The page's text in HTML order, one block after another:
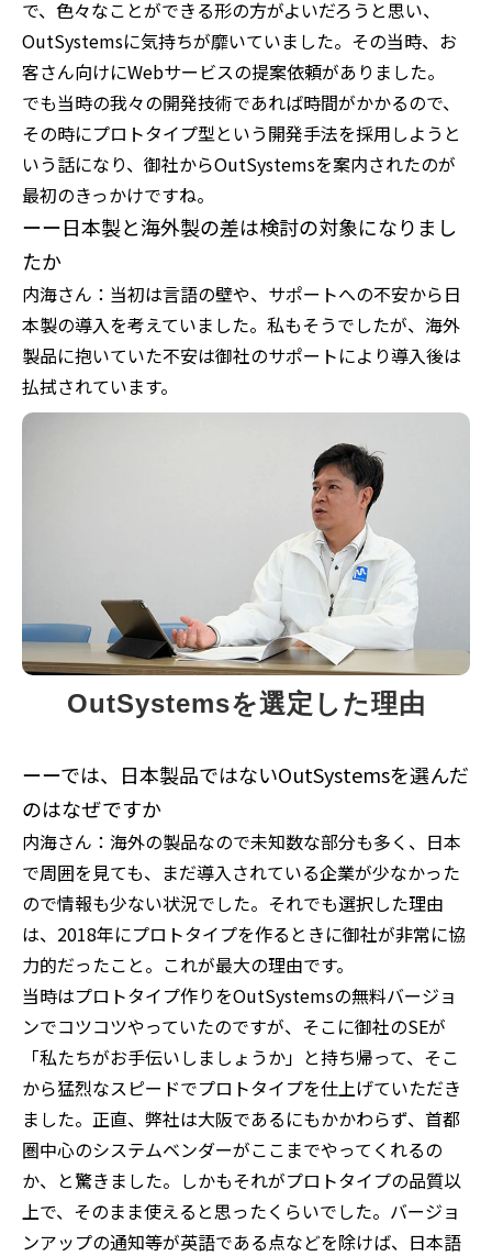
で、色々なことができる形の方がよいだろうと思い、
OutSystemsに気持ちが靡いていました。その当時、お
客さん向けにWebサービスの提案依頼がありました。
でも当時の我々の開発技術であれば時間がかかるので、
その時にプロトタイプ型という開発手法を採用しようと
いう話になり、御社からOutSystemsを案内されたのが
最初のきっかけですね。
ーー日本製と海外製の差は検討の対象になりまし
たか
内海さん：当初は言語の壁や、サポートへの不安から日
本製の導入を考えていました。私もそうでしたが、海外
製品に抱いていた不安は御社のサポートにより導入後は
払拭されています。
OutSystemsを選定した理由
ーーでは、日本製品ではないOutSystemsを選んだ
のはなぜですか
内海さん：海外の製品なので未知数な部分も多く、日本
で周囲を見ても、まだ導入されている企業が少なかった
ので情報も少ない状況でした。それでも選択した理由
は、2018年にプロトタイプを作るときに御社が非常に協
力的だったこと。これが最大の理由です。
当時はプロトタイプ作りをOutSystemsの無料バージョ
ンでコツコツやっていたのですが、そこに御社のSEが
「私たちがお手伝いしましょうか」と持ち帰って、そこ
から猛烈なスピードでプロトタイプを仕上げていただき
ました。正直、弊社は大阪であるにもかかわらず、首都
圏中心のシステムベンダーがここまでやってくれるの
か、と驚きました。しかもそれがプロトタイプの品質以
上で、そのまま使えると思ったくらいでした。バージョ
ンアップの通知等が英語である点などを除けば、日本語